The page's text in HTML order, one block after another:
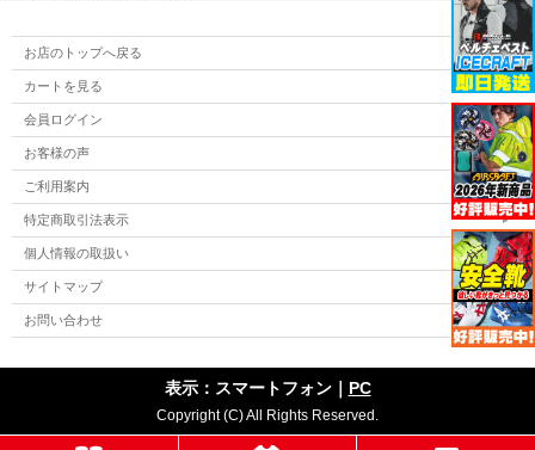
お店のトップへ戻る
カートを見る
会員ログイン
お客様の声
ご利用案内
特定商取引法表示
個人情報の取扱い
サイトマップ
お問い合わせ
表示：スマートフォン｜ PC
Copyright (C) All Rights Reserved.